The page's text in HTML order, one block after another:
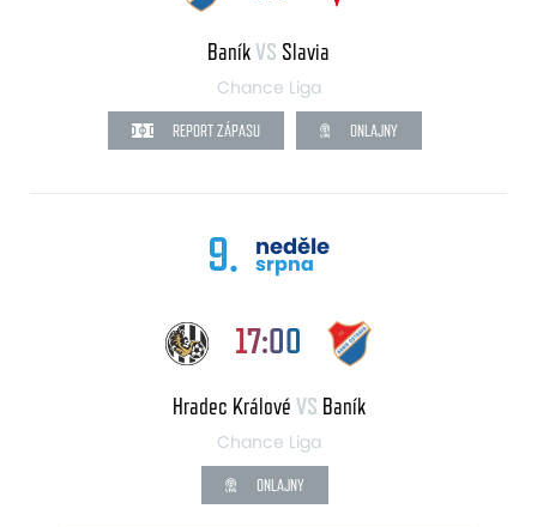
BaníkVS Slavia
Chance Liga
REPORT ZÁPASU ONLAJNY
9. neděle
srpna
17:00
Hradec Králové VS Baník
Chance Liga
ONLAJNY